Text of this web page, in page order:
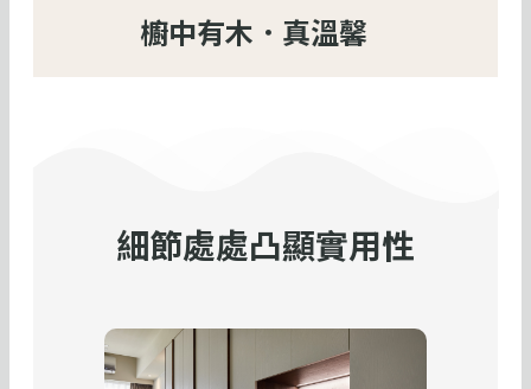
櫥中有木．真溫馨
細節處處凸顯實用性